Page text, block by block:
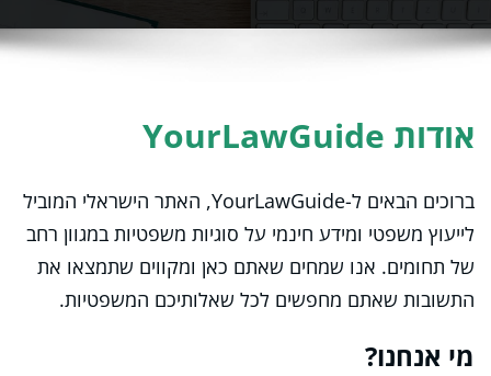
אודות YourLawGuide
ברוכים הבאים ל-YourLawGuide, האתר הישראלי המוביל
לייעוץ משפטי ומידע חינמי על סוגיות משפטיות במגוון רחב
של תחומים. אנו שמחים שאתם כאן ומקווים שתמצאו את
התשובות שאתם מחפשים לכל שאלותיכם המשפטיות.
מי אנחנו?